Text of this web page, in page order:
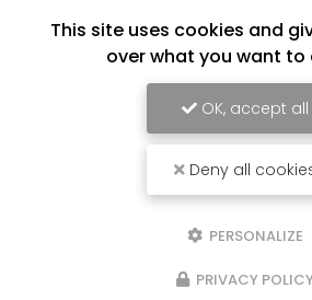
This site uses cookies and
over what you want
OK, accept all
Deny all
PERSONALIZE
PRIVACY POLICY